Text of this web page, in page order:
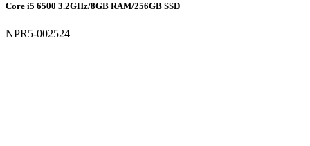
Core i5 6500 3.2GHz/8GB RAM/256GB SSD
NPR5-002524